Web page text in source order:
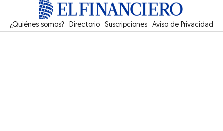
¿Quiénes somos? Directorio Suscripciones Opens in new window
Aviso de Privacidad